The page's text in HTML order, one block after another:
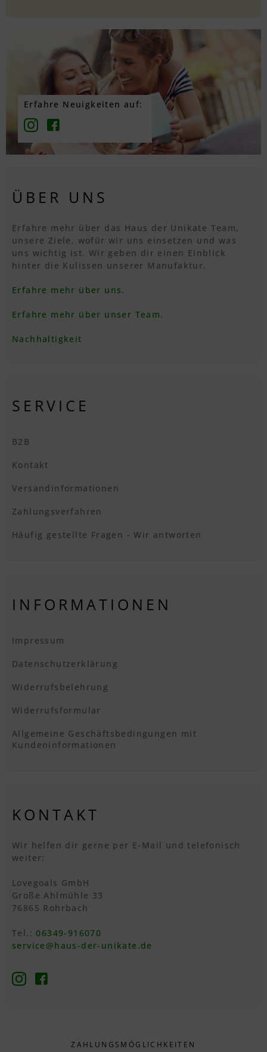
Erfahre Neuigkeiten auf:
ÜBER UNS
Erfahre mehr über das Haus der Unikate Team,
unsere Ziele, wofür wir uns einsetzen und was
uns wichtig ist. Wir geben dir einen Einblick
hinter die Kulissen unserer Manufaktur.
Erfahre mehr über uns.
Erfahre mehr über unser Team.
Nachhaltigkeit
SERVICE
B2B
Kontakt
Versandinformationen
Zahlungsverfahren
Häufig gestellte Fragen - Wir antworten
INFORMATIONEN
Impressum
Datenschutzerklärung
Widerrufsbelehrung
Widerrufsformular
Allgemeine Geschäftsbedingungen mit
Kundeninformationen
KONTAKT
Wir helfen dir gerne per E-Mail und telefonisch
weiter:
Lovegoals GmbH
Große Ahlmühle 33
76865 Rohrbach
Tel.:06349-916070
service@haus-der-unikate.de
ZAHLUNGS­MÖGLICHKEITEN